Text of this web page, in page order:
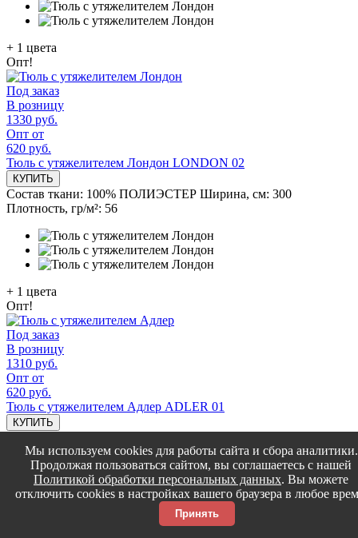
+ 1 цвета
Опт!
Под заказ
В розницу
1330 руб.
Опт от
620 руб.
Тюль с утяжелителем Лондон LONDON 02
КУПИТЬ
Состав ткани: 100% ПОЛИЭСТЕР Ширина, см: 300
Плотность, гр/м²: 56
+ 1 цвета
Опт!
Под заказ
В розницу
1310 руб.
Опт от
620 руб.
Тюль с утяжелителем Адлер ADLER 01
КУПИТЬ
Плотность, гр/м²:80
Мы используем cookies для работы сайта и сбора аналитики.
Продолжая пользоваться сайтом, вы соглашаетесь с нашей
Политикой обработки персональных данных. Вы можете
отключить cookies в настройках вашего браузера в любое
Принять